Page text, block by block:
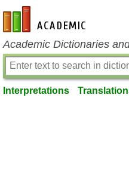
en-academic.com
Academic Dictionaries
Interpretations